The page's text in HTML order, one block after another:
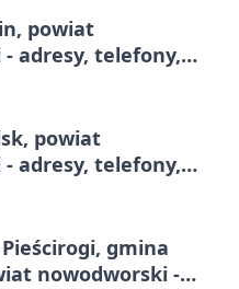
powiat
adresy, telefony,
powiat
adresy, telefony,
gmina
nowodworski -